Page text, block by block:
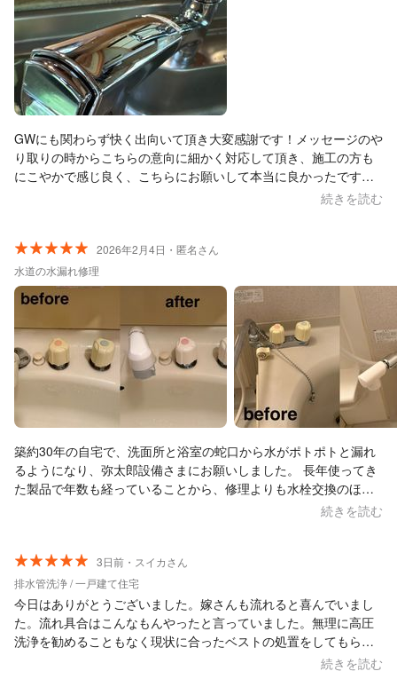
GWにも関わらず快く出向いて頂き大変感謝です！メッセージのや
り取りの時からこちらの意向に細かく対応して頂き、施工の方も
にこやかで感じ良く、こちらにお願いして本当に良かったです！
築30年程になり箇所箇所でくたびれて来ており今後も是非お願い
続きを読む
2026年2月4日・匿名さん
水道の水漏れ修理
築約30年の自宅で、洗面所と浴室の蛇口から水がポトポトと漏れ
るようになり、弥太郎設備さまにお願いしました。 長年使ってき
た製品で年数も経っていることから、修理よりも水栓交換のほう
が良いかもしれないと、アドバイスをいただきました。 その後、
サビがひどく、交換作業は決して簡単ではなかったと思います
が、丁寧に対応していただき、無事に交換が完了しました。 こち
らの状況に寄り添いながら、最適な提案と確実な作業をしていた
だき、とても安心感がありました。 ありがとうございました。
続きを読む
3日前・スイカさん
排水管洗浄 / 一戸建て住宅
今日はありがとうございました。嫁さんも流れると喜んでいまし
た。流れ具合はこんなもんやったと言っていました。無理に高圧
洗浄を勧めることもなく現状に合ったベストの処置をしてもらい
続きを読む